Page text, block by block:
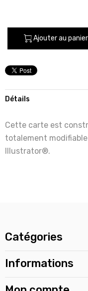
Ajouter au panier
Détails
Cette carte est
totalement
Illustrator®.
Catégories
Informations